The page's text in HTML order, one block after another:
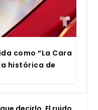
como “La Cara
his­tó­ri­ca de